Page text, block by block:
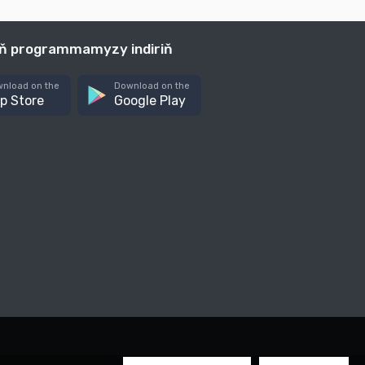
programmamyzy indiriň
on the
Store
Download on the
Google Play